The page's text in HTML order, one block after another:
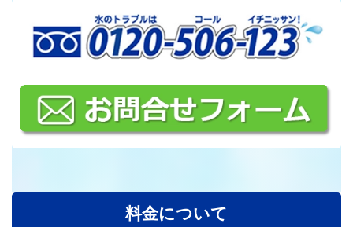
料金について